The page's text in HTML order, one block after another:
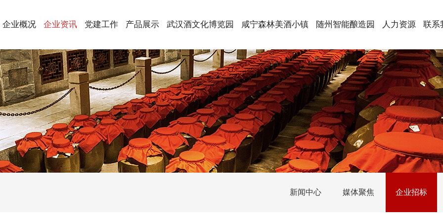
企业概况 企业资讯 党建工作 产品展示 武汉酒文化博览园 咸宁森林美酒小镇 随州智能酿造园 人力资源 联系
新闻中心 媒体聚焦 企业招标